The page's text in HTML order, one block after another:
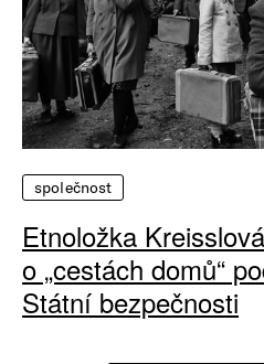
společnost
Etnoložka
o „cestách domů“
Státní bezpečnosti